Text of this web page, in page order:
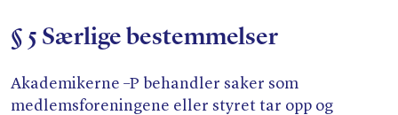
§ 5 Særlige bestemmelser
Akademikerne –P behandler saker som
medlemsforeningene eller styret tar opp og